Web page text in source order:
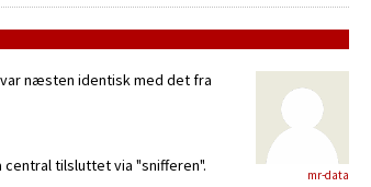
mr-data
næsten identisk med det fra
central tilsluttet via "snifferen".